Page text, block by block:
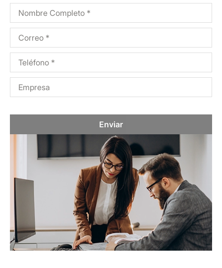
Enviar